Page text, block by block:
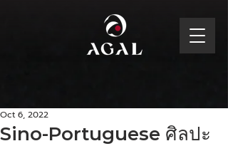
Sino-Portuguese ศิลปะ
Oct 6, 2022